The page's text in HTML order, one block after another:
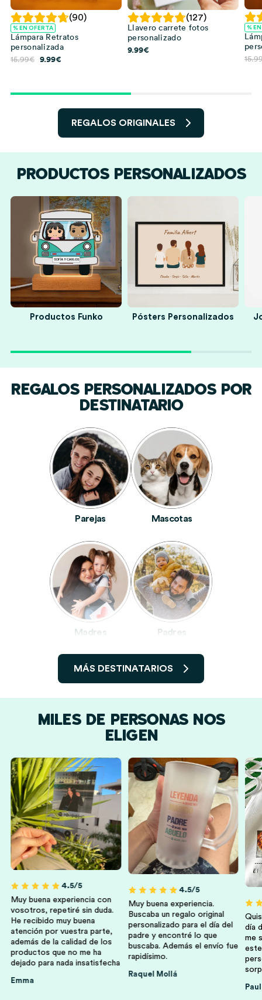
(90)
% EN OFERTA
Lámpara Retratos
personalizada
15.99€ El
15.99€.
9.99€
9.99€.
(127)
Llavero carrete fotos
personalizado
9.99€
%
REGALOS ORIGINALES
PRODUCTOS PERSONALIZADOS
Productos Funko Pósters Personalizados
REGALOS PERSONALIZADOS POR
DESTINATARIO
Parejas Mascotas
Madres Padres
Amigas Y Amigos
Hermanos Y
Hermanas
MÁS DESTINATARIOS
MILES DE PERSONAS NOS
ELIGEN
4.5/5
Muy buena experiencia con
vosotros, repetiré sin duda.
He recibido muy buena
atención por vuestra parte,
además de la calidad de los
productos que no me ha
dejado para nada insatisfecha
Emma
4.5/5
Muy buena experiencia.
Buscaba un regalo original
personalizado para el día del
padre y encontré lo que
buscaba. Además el envío fue
rapidísimo.
Raquel Mollá
día
me